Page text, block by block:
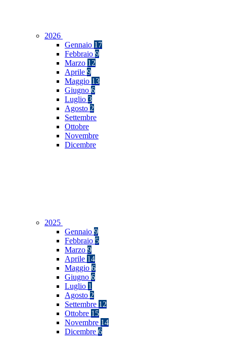
2026
Gennaio 17
Febbraio 9
Marzo 12
Aprile 9
Maggio 13
Giugno 6
Luglio 3
Agosto 2
Settembre
Ottobre
Novembre
Dicembre
2025
Gennaio 9
Febbraio 5
Marzo 9
Aprile 14
Maggio 6
Giugno 6
Luglio 1
Agosto 2
Settembre 12
Ottobre 15
Novembre 14
Dicembre 6